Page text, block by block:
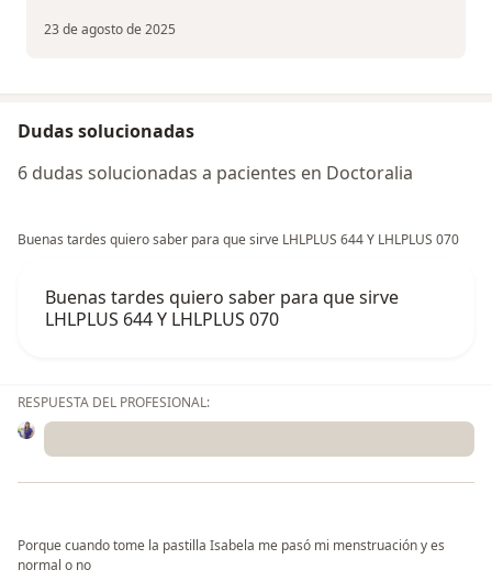
23 de agosto de 2025
Dudas solucionadas
6 dudas solucionadas a pacientes en Doctoralia
Buenas tardes quiero saber para que sirve LHLPLUS 644 Y LHLPLUS 070
Buenas tardes quiero saber para que sirve
LHLPLUS 644 Y LHLPLUS 070
RESPUESTA DEL PROFESIONAL:
Porque cuando tome la pastilla Isabela me pasó mi menstruación y es
normal o no